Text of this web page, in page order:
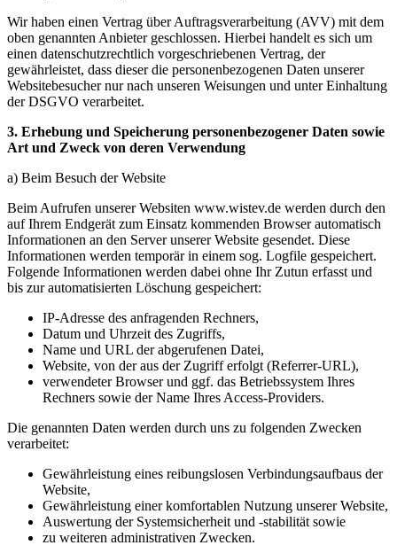
Wir haben einen Vertrag über Auftragsverarbeitung (AVV) mit dem
oben genannten Anbieter geschlossen. Hierbei handelt es sich um
einen datenschutzrechtlich vorgeschriebenen Vertrag, der
gewährleistet, dass dieser die personenbezogenen Daten unserer
Websitebesucher nur nach unseren Weisungen und unter Einhaltung
der DSGVO verarbeitet.
3. Erhebung und Speicherung personenbezogener Daten sowie
Art und Zweck von deren Verwendung
a) Beim Besuch der Website
Beim Aufrufen unserer Websiten www.wistev.de werden durch den
auf Ihrem Endgerät zum Einsatz kommenden Browser automatisch
Informationen an den Server unserer Website gesendet. Diese
Informationen werden temporär in einem sog. Logfile gespeichert.
Folgende Informationen werden dabei ohne Ihr Zutun erfasst und
bis zur automatisierten Löschung gespeichert:
IP-Adresse des anfragenden Rechners,
Datum und Uhrzeit des Zugriffs,
Name und URL der abgerufenen Datei,
Website, von der aus der Zugriff erfolgt (Referrer-URL),
verwendeter Browser und ggf. das Betriebssystem Ihres
Rechners sowie der Name Ihres Access-Providers.
Die genannten Daten werden durch uns zu folgenden Zwecken
verarbeitet:
Gewährleistung eines reibungslosen Verbindungsaufbaus der
Website,
Gewährleistung einer komfortablen Nutzung unserer Website,
Auswertung der Systemsicherheit und -stabilität sowie
zu weiteren administrativen Zwecken.